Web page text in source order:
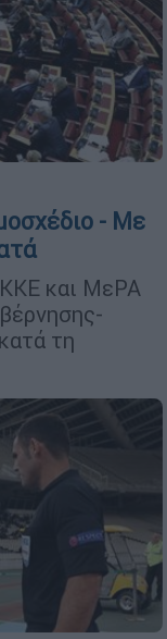
- Με
και ΜεΡΑ
τη